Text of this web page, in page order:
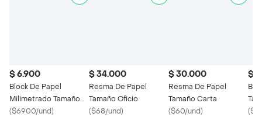
$ 6.900
Block De Papel
Milimetrado Tamaño
Oficio / Hoja
($6900/und)
$ 34.000
Resma De Papel
Tamaño Oficio
($68/und)
$ 30.000
Resma De Papel
Tamaño Carta
($60/und)
$
(